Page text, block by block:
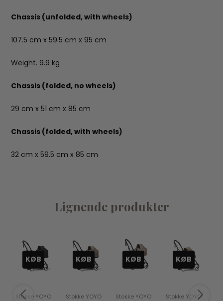
Chassis (unfolded, with wheels)
107.5 cm x 59.5 cm x 95 cm
Weight. 9.9 kg
Chassis (folded, no wheels)
29 cm x 51 cm x 85 cm
Chassis (folded, with wheels)
32 cm x 59.5 cm x 85 cm
Lignende produkter
KØB
Stokke YOYO
KØB
Stokke YOYO
KØB
Stokke YOYO
KØB
Stokke YOYO